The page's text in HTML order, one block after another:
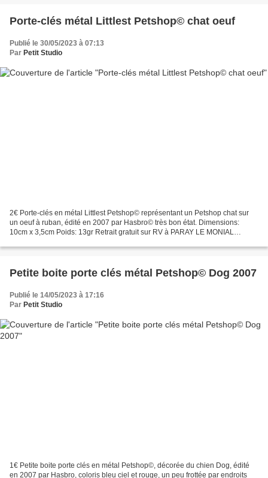
Porte-clés métal Littlest Petshop© chat oeuf
Publié le 30/05/2023 à 07:13
Par Petit Studio
2€ Porte-clés en métal Littlest Petshop© représentant un Petshop chat sur
un oeuf à ruban, édité en 2007 par Hasbro© très bon état. Dimensions:
10cm x 3,5cm Poids: 13gr Retrait gratuit sur RV à PARAY LE MONIAL
Petite boite porte clés métal Petshop© Dog 2007
Publié le 14/05/2023 à 17:16
Par Petit Studio
1€ Petite boite porte clés en métal Petshop©, décorée du chien Dog, édité
en 2007 par Hasbro, coloris bleu ciel et rouge, un peu frottée par endroits